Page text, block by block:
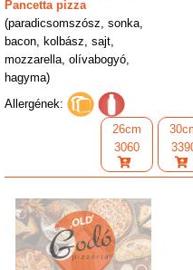
Pancetta pizza
(paradicsomszósz, sonka,
bacon, kolbász, sajt,
mozzarella, olívabogyó,
hagyma)
Allergének:
26cm
3060